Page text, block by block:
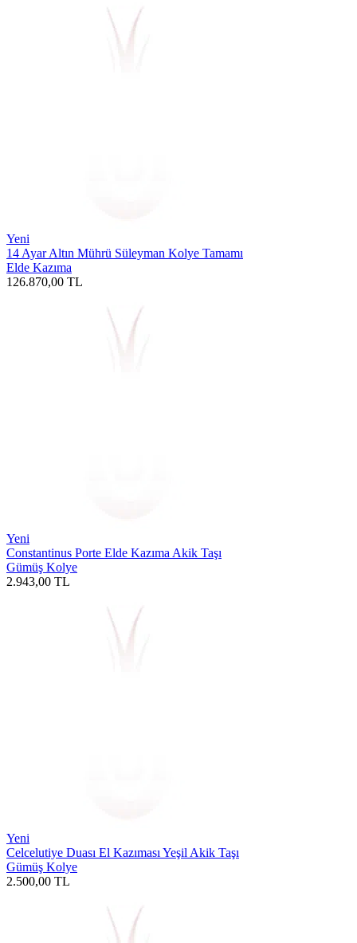
Yeni
14 Ayar Altın Mührü Süleyman Kolye Tamamı
Elde Kazıma
126.870,00 TL
Yeni
Constantinus Porte Elde Kazıma Akik Taşı
Gümüş Kolye
2.943,00 TL
Yeni
Celcelutiye Duası El Kazıması Yeşil Akik Taşı
Gümüş Kolye
2.500,00 TL